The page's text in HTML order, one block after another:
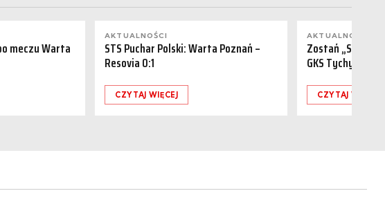
meczu Warta
AKTUALNOŚCI
STS Puchar Polski: Warta Poznań –
Resovia 0:1
CZYTAJ WIĘCEJ
AKTUALNOŚCI
Zostań
GKS Tychy
CZYTAJ WIĘCEJ